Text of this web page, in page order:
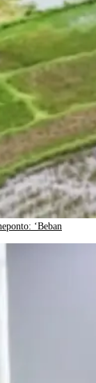
‘Beban